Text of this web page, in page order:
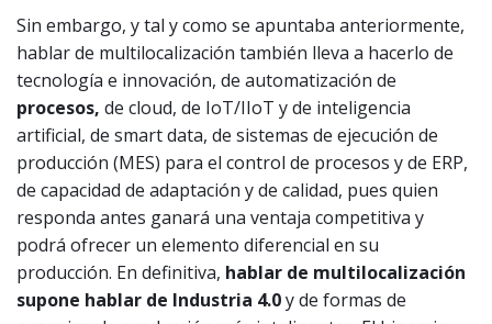
Sin embargo, y tal y como se apuntaba anteriormente,
hablar de multilocalización también lleva a hacerlo de
tecnología e innovación, de automatización de
procesos, de cloud, de IoT/IIoT y de inteligencia
artificial, de smart data, de sistemas de ejecución de
producción (MES) para el control de procesos y de ERP,
de capacidad de adaptación y de calidad, pues quien
responda antes ganará una ventaja competitiva y
podrá ofrecer un elemento diferencial en su
producción. En definitiva, hablar de multilocalización
supone hablar de Industria 4.0y de formas de